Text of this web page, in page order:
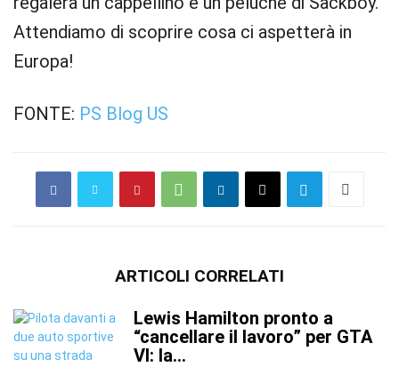
Attendiamo di scoprire cosa ci aspetterà in
Europa!
FONTE: PS Blog US
ARTICOLI CORRELATI
Lewis Hamilton pronto a
“cancellare il lavoro” per GTA
VI: la...